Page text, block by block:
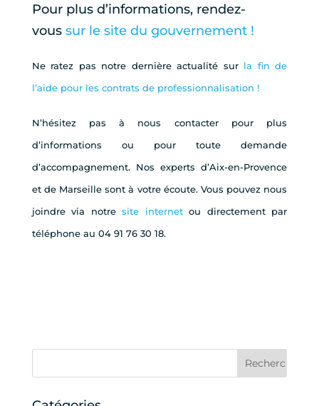
Pour plus d’informations, rendez-
voussur le site du gouvernement !
Ne ratez pas notre dernière actualité sur la fin de
l’aide pour les contrats de professionnalisation !
N’hésitez pas à nous contacter pour plus
d’informations ou pour toute demande
d’accompagnement. Nos experts d’Aix-en-Provence
et de Marseille sont à votre écoute. Vous pouvez nous
joindre via notresite internetou directement par
téléphone au 04 91 76 30 18.